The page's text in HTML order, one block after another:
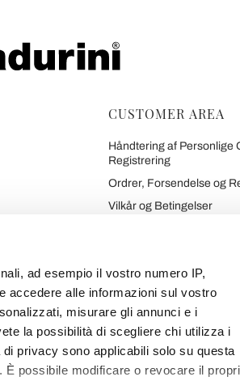
ad esempio il vostro numero IP,
accedere alle informazioni sul vostro
misurare gli annunci e i
la possibilità di scegliere chi utilizza i
privacy sono applicabili solo su questa
possibile modificare o revocare il
CUSTOMER AREA
Håndtering af Personlige
Registrering
Ordrer, Forsendelse og
Vilkår og Betingelser
Kontrakt
Personlige Oplysninger og
kort Blog-kort Forskellige kort